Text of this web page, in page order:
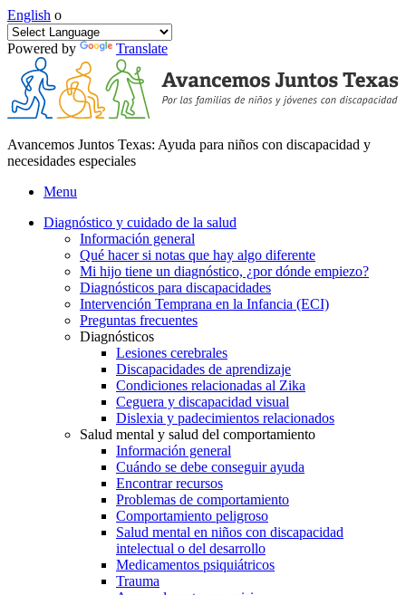
English o
Powered by Translate
Avancemos Juntos Texas: Ayuda para niños con discapacidad y
necesidades especiales
Menu
Diagnóstico y cuidado de la salud
Información general
Qué hacer si notas que hay algo diferente
Mi hijo tiene un diagnóstico, ¿por dónde empiezo?
Diagnósticos para discapacidades
Intervención Temprana en la Infancia (ECI)
Preguntas frecuentes
Diagnósticos
Lesiones cerebrales
Discapacidades de aprendizaje
Condiciones relacionadas al Zika
Ceguera y discapacidad visual
Dislexia y padecimientos relacionados
Salud mental y salud del comportamiento
Información general
Cuándo se debe conseguir ayuda
Encontrar recursos
Problemas de comportamiento
Comportamiento peligroso
Salud mental en niños con discapacidad
intelectual o del desarrollo
Medicamentos psiquiátricos
Trauma